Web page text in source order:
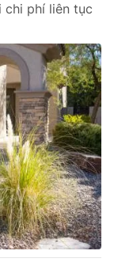
chi phí liên tục